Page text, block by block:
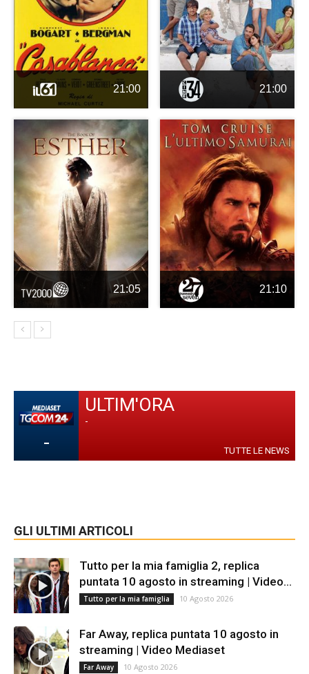
21:00 21:00
21:05 21:10
-
ULTIM'ORA
-
TUTTE LE NEWS
GLI ULTIMI ARTICOLI
Tutto per la mia famiglia 2, replica
puntata 10 agosto in streaming | Video...
Tutto per la mia famiglia 10 Agosto 2026
Far Away, replica puntata 10 agosto in
streaming | Video Mediaset
Far Away 10 Agosto 2026